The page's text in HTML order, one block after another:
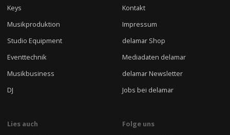
Keys
Musikproduktion
Studio Equipment
Eventtechnik
Musikbusiness
DJ
Kontakt
Impressum
delamar Shop
Mediadaten delamar
delamar Newsletter
Jobs bei delamar
Lies auch
Folge uns